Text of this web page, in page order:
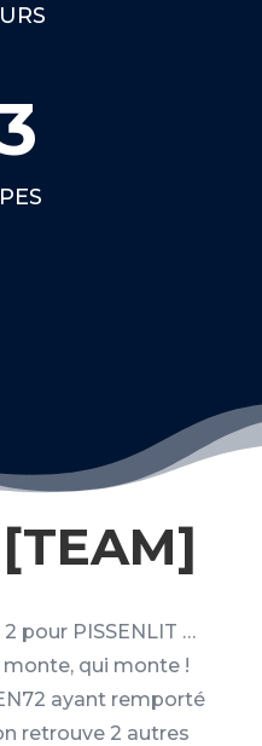
pour PISSENLIT …
monte, qui monte !
ayant remporté
retrouve 2 autres